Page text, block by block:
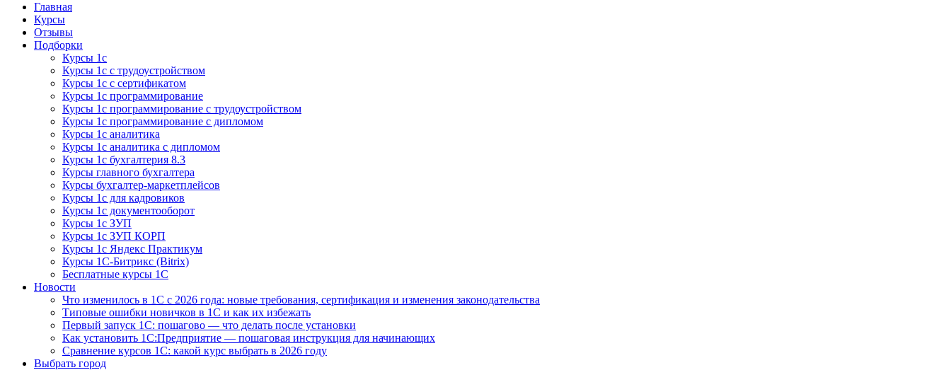
Курсы 1С
Курсы 1С официальная сертификация
Главная
Курсы
Отзывы
Подборки
Курсы 1с
Курсы 1с с трудоустройством
Курсы 1с с сертификатом
Курсы 1с программирование
Курсы 1с программирование с трудоустройством
Курсы 1с программирование с дипломом
Курсы 1с аналитика
Курсы 1с аналитика с дипломом
Курсы 1с бухгалтерия 8.3
Курсы главного бухгалтера
Курсы бухгалтер-маркетплейсов
Курсы 1с для кадровиков
Курсы 1с документооборот
Курсы 1с ЗУП
Курсы 1с ЗУП КОРП
Курсы 1с Яндекс Практикум
Курсы 1С-Битрикс (Bitrix)
Бесплатные курсы 1С
Новости
Что изменилось в 1С с 2026 года: новые требования, сертификация и изменения законодательства
Типовые ошибки новичков в 1С и как их избежать
Первый запуск 1С: пошагово — что делать после установки
Как установить 1С:Предприятие — пошаговая инструкция для начинающих
Сравнение курсов 1С: какой курс выбрать в 2026 году
Выбрать город